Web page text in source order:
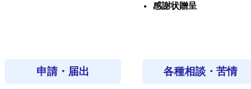
感謝状贈呈
申請・届出 各種相談・苦情